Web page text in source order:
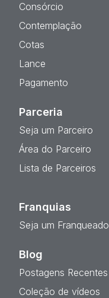
Consórcio
Contemplação
Cotas
Lance
Pagamento
Parceria
Seja um Parceiro
Área do Parceiro
Lista de Parceiros
Franquias
Seja um Franqueado
Blog
Postagens Recentes
Coleção de vídeos